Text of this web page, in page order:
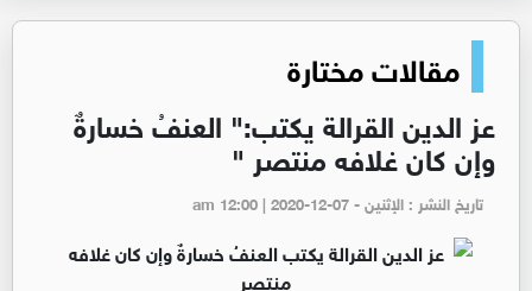
مقالات مختارة
عز الدين القرالة يكتب:" العنفُ خسارةٌ
وإن كان غلافه منتصر "
تاريخ النشر : الإثنين - am 12:00 | 2020-12-07